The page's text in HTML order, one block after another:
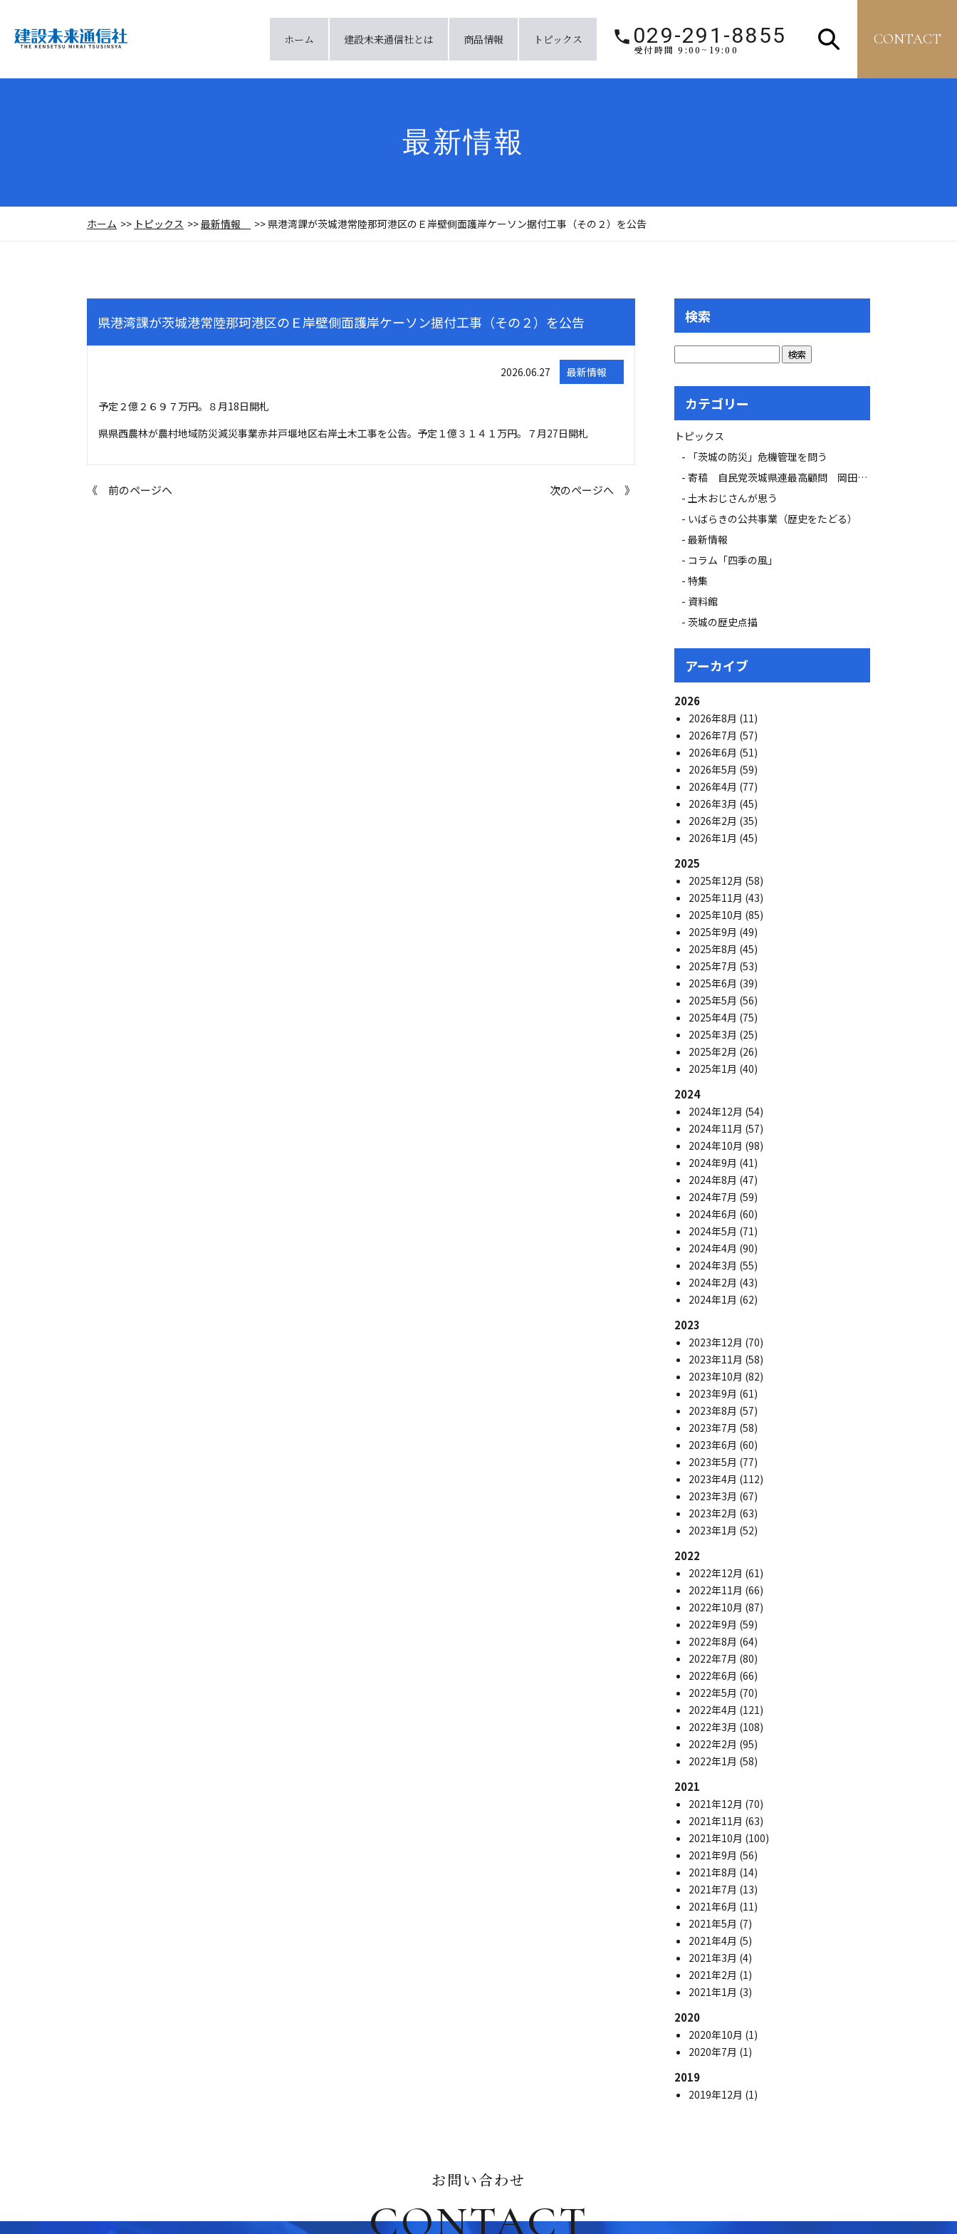
ホーム 建設未来通信社とは 商品情報 トピックス 029-291-8855
受付時間 9:00~19:00
CONTACT
最新情報
ホーム トピックス 最新情報 県港湾課が茨城港常陸那珂港区のＥ岸壁側面護岸ケーソン据付工事（その２）を公告
県港湾課が茨城港常陸那珂港区のＥ岸壁側面護岸ケーソン据付工事（その２）を公告
2026.06.27 最新情報
予定２億２６９７万円。８月18日開札
県県西農林が農村地域防災減災事業赤井戸堰地区右岸土木工事を公告。予定１億３１４１万円。７月27日開札
《 前のページへ 次のページへ 》
検索
カテゴリー
トピックス
「茨城の防災」危機管理を問う
寄稿 自民党茨城県連最高顧問 岡田 広氏
土木おじさんが思う
いばらきの公共事業（歴史をたどる）
最新情報
コラム「四季の風」
特集
資料館
茨城の歴史点描
アーカイブ
2026
2026年8月 (11)
2026年7月 (57)
2026年6月 (51)
2026年5月 (59)
2026年4月 (77)
2026年3月 (45)
2026年2月 (35)
2026年1月 (45)
2025
2025年12月 (58)
2025年11月 (43)
2025年10月 (85)
2025年9月 (49)
2025年8月 (45)
2025年7月 (53)
2025年6月 (39)
2025年5月 (56)
2025年4月 (75)
2025年3月 (25)
2025年2月 (26)
2025年1月 (40)
2024
2024年12月 (54)
2024年11月 (57)
2024年10月 (98)
2024年9月 (41)
2024年8月 (47)
2024年7月 (59)
2024年6月 (60)
2024年5月 (71)
2024年4月 (90)
2024年3月 (55)
2024年2月 (43)
2024年1月 (62)
2023
2023年12月 (70)
2023年11月 (58)
2023年10月 (82)
2023年9月 (61)
2023年8月 (57)
2023年7月 (58)
2023年6月 (60)
2023年5月 (77)
2023年4月 (112)
2023年3月 (67)
2023年2月 (63)
2023年1月 (52)
2022
2022年12月 (61)
2022年11月 (66)
2022年10月 (87)
2022年9月 (59)
2022年8月 (64)
2022年7月 (80)
2022年6月 (66)
2022年5月 (70)
2022年4月 (121)
2022年3月 (108)
2022年2月 (95)
2022年1月 (58)
2021
2021年12月 (70)
2021年11月 (63)
2021年10月 (100)
2021年9月 (56)
2021年8月 (14)
2021年7月 (13)
2021年6月 (11)
2021年5月 (7)
2021年4月 (5)
2021年3月 (4)
2021年2月 (1)
2021年1月 (3)
2020
2020年10月 (1)
2020年7月 (1)
2019
2019年12月 (1)
お問い合わせ
CONTACT